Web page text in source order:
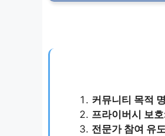
커뮤니티 목적
프라이버시 보
전문가 참여 유